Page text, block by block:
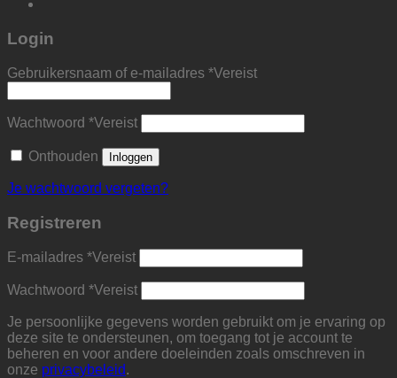
Login
Gebruikersnaam of e-mailadres *Vereist
Wachtwoord *Vereist
Onthouden Inloggen
Je wachtwoord vergeten?
Registreren
E-mailadres *Vereist
Wachtwoord *Vereist
Je persoonlijke gegevens worden gebruikt om je ervaring op
deze site te ondersteunen, om toegang tot je account te
beheren en voor andere doeleinden zoals omschreven in
onze privacybeleid.